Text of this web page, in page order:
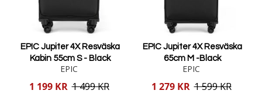
EPIC Jupiter 4X Resväska
Kabin 55cm S - Black
EPIC
Reducerat
1 199 KR 1 499 KR
EPIC Jupiter 4X Resväska
65cm M -Black
EPIC
Reducerat
1 279 KR 1 599 KR